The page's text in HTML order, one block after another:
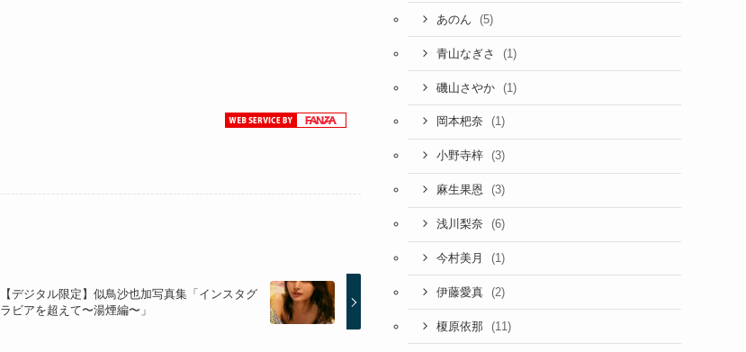
【デジタル限定】似鳥沙也加写真集「インスタグ
ラビアを超えて〜湯煙編〜」
あのん (5)
青山なぎさ (1)
磯山さやか (1)
岡本杷奈 (1)
小野寺梓 (3)
麻生果恩 (3)
浅川梨奈 (6)
今村美月 (1)
伊藤愛真 (2)
榎原依那 (11)